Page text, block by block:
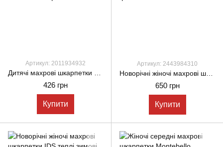
Артикул: 2011934932
426 грн
Купити
Артикул: 2443984310
650 грн
Купити